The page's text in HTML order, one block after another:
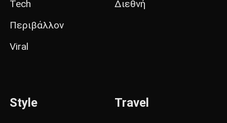
Tech
Περιβάλλον
Viral
Διεθνή
Style Travel